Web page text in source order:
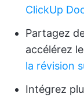
ClickUp
Partagez
accélérez
la révision
Intégrez